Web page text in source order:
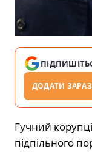
ДОДАТИ ЗАРАЗ
Гучний
підпільного